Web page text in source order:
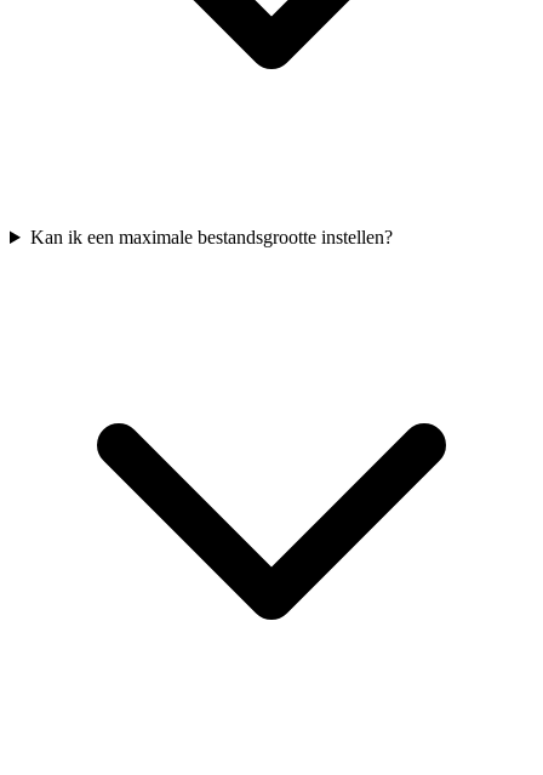
Kan ik een maximale bestandsgrootte instellen?